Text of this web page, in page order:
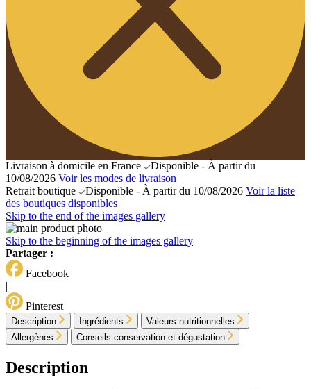
Livraison à domicile en France
Disponible - À partir du
10/08/2026 Voir les modes de livraison
Retrait boutique
Disponible - À partir du 10/08/2026 Voir la liste
des boutiques disponibles
Skip to the end of the images gallery
Skip to the beginning of the images gallery
Partager :
Facebook
|
Pinterest
Description Ingrédients
Valeurs nutritionnelles
Allergènes
Conseils conservation et dégustation
Description